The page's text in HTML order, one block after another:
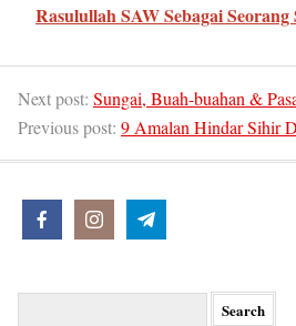
Rasulullah SAW Sebagai Seorang
Next post: Sungai, Buah-buahan &
Previous post: 9 Amalan Hindar Sihir